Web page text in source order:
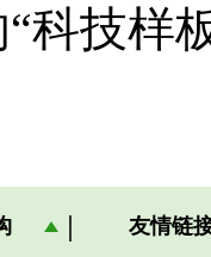
科技样
友情链